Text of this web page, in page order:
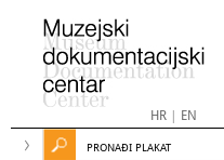
HR| EN
PRONAĐI PLAKAT